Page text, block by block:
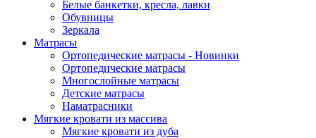
Белые банкетки, кресла, лавки
Обувницы
Зеркала
Матрасы
Ортопедические матрасы - Новинки
Ортопедические матрасы
Многослойные матрасы
Детские матрасы
Наматрасники
Мягкие кровати из массива
Мягкие кровати из дуба